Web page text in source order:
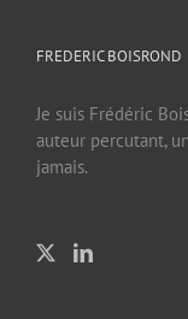
FREDERIC BOISROND
Je suis Frédéric
auteur percutant,
jamais.